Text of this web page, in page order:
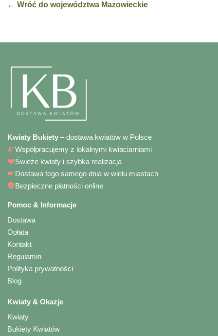
← Wróć do województwa Mazowieckie
Kwiaty Bukiety – dostawa kwiatów w Polsce
Współpracujemy z lokalnymi kwiaciarniami
Świeże kwiaty i szybka realizacja
Dostawa tego samego dnia w wielu miastach
Bezpieczne płatności online
Pomoc & Informacje
Dostawa
Opłata
Kontakt
Regulamin
Polityka prywatności
Blog
Kwiaty & Okazje
Kwiaty
Bukiety Kwiatów